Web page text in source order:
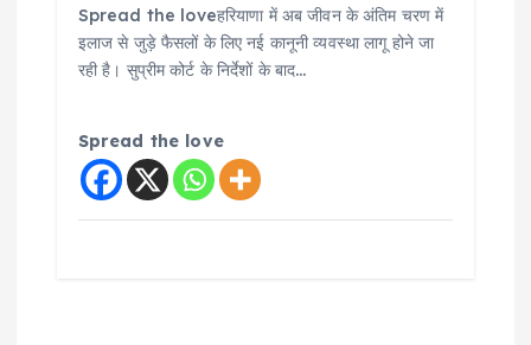
Spread the loveहरियाणा में अब जीवन के अंतिम चरण में
इलाज से जुड़े फैसलों के लिए नई कानूनी व्यवस्था लागू होने जा
रही है। सुप्रीम कोर्ट के निर्देशों के बाद…
Spread the love